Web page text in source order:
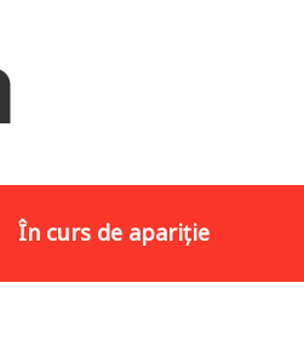
În curs de apariție